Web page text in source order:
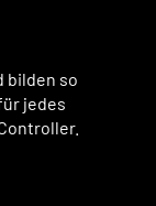
bilden so
jedes